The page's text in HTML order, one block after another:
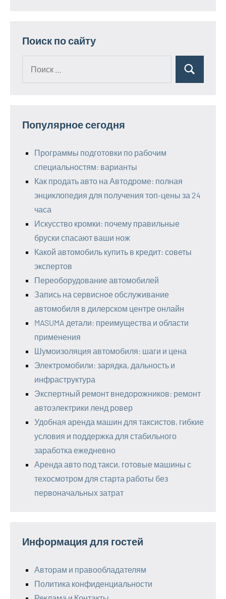
Поиск по сайту
Поиск
Популярное сегодня
Программы подготовки по рабочим
специальностям: варианты
Как продать авто на Автодроме: полная
энциклопедия для получения топ-цены за 24
часа
Искусство кромки: почему правильные
бруски спасают ваши нож
Какой автомобиль купить в кредит: советы
экспертов
Переоборудование автомобилей
Запись на сервисное обслуживание
автомобиля в дилерском центре онлайн
MASUMA детали: преимущества и области
применения
Шумоизоляция автомобиля: шаги и цена
Электромобили: зарядка, дальность и
инфраструктура
Экспертный ремонт внедорожников: ремонт
автоэлектрики ленд ровер
Удобная аренда машин для таксистов, гибкие
условия и поддержка для стабильного
заработка ежедневно
Аренда авто под такси, готовые машины с
техосмотром для старта работы без
первоначальных затрат
Информация для гостей
Авторам и правообладателям
Политика конфиденциальности